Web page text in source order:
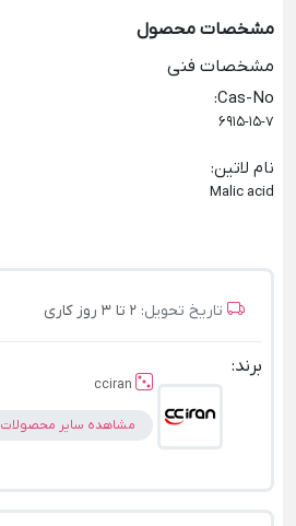
مشخصات محصول
مشخصات فنی
Cas-No
:
6915-15-7
نام لاتین:
Malic acid
تاریخ تحویل: 2 تا 3 روز کاری
برند:
cciran
مشاهده سایر محصولات